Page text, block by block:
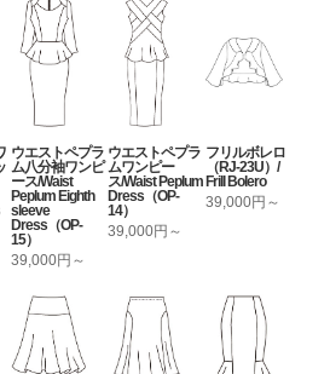
ウエストペプラ
ム八分袖ワンピ
ース/Waist
Peplum Eighth
sleeve
Dress（OP-
15）
39,000円～
ウエストペプラ
ムワンピー
ス/Waist Peplum
Dress（OP-
14）
39,000円～
フリルボレロ
（RJ-23U）/
Frill Bolero
39,000円～